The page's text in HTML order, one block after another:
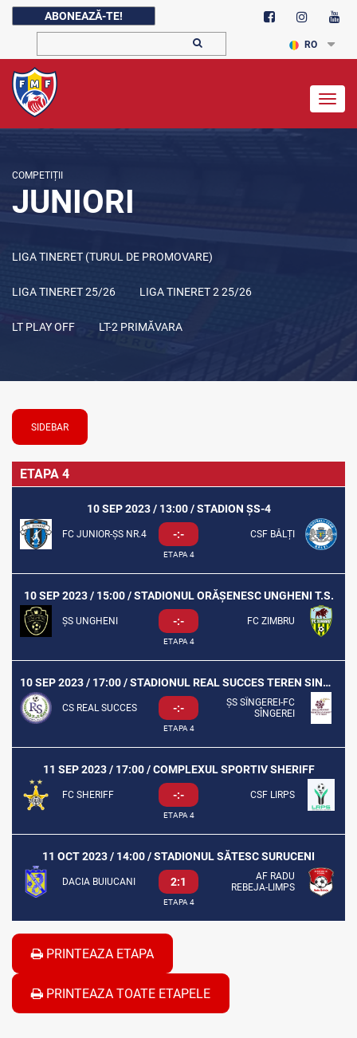
ABONEAZĂ-TE!
RO
COMPETIȚII
JUNIORI
LIGA TINERET (TURUL DE PROMOVARE)
LIGA TINERET 25/26 LIGA TINERET 2 25/26
LT PLAY OFF LT-2 PRIMĂVARA
SIDEBAR
ETAPA 4
10 SEP 2023 / 13:00 / STADION ȘS-4
FC JUNIOR-ȘS NR.4 -:- CSF BĂLȚI
ETAPA 4
10 SEP 2023 / 15:00 / STADIONUL ORĂȘENESC UNGHENI T.S.
ȘS UNGHENI -:- FC ZIMBRU
ETAPA 4
10 SEP 2023 / 17:00 / STADIONUL REAL SUCCES TEREN SINTETIC
CS REAL SUCCES -:-
ȘS SÎNGEREI-FC
SÎNGEREI
ETAPA 4
11 SEP 2023 / 17:00 / COMPLEXUL SPORTIV SHERIFF
FC SHERIFF -:- CSF LIRPS
ETAPA 4
11 OCT 2023 / 14:00 / STADIONUL SĂTESC SURUCENI
DACIA BUIUCANI 2:1
AF RADU
REBEJA-LIMPS
ETAPA 4
PRINTEAZA ETAPA
PRINTEAZA TOATE ETAPELE